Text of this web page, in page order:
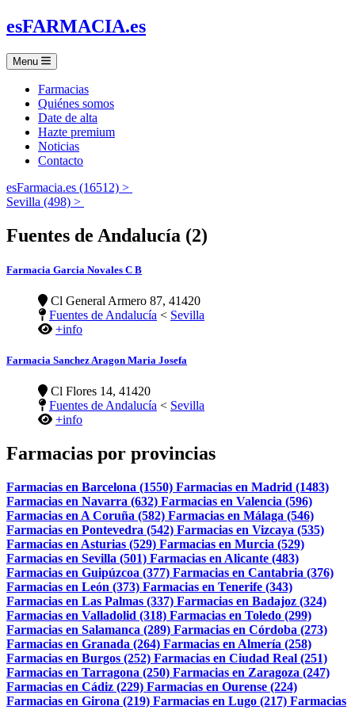
esFARMACIA.es
Menu
Farmacias
Quiénes somos
Date de alta
Hazte premium
Noticias
Contacto
esFarmacia.es (16512) >
Sevilla (498) >
Fuentes de Andalucía (2)
Farmacia Garcia Novales C B
Cl General Armero 87, 41420
Fuentes de Andalucía < Sevilla
+info
Farmacia Sanchez Aragon Maria Josefa
Cl Flores 14, 41420
Fuentes de Andalucía < Sevilla
+info
Farmacias por provincias
Farmacias en Barcelona (1550) Farmacias en Madrid (1483)
Farmacias en Navarra (632) Farmacias en Valencia (596)
Farmacias en A Coruña (582) Farmacias en Málaga (546)
Farmacias en Pontevedra (542) Farmacias en Vizcaya (535)
Farmacias en Asturias (529) Farmacias en Murcia (529)
Farmacias en Sevilla (501) Farmacias en Alicante (483)
Farmacias en Guipúzcoa (377) Farmacias en Cantabria (376)
Farmacias en León (373) Farmacias en Tenerife (343)
Farmacias en Las Palmas (337) Farmacias en Badajoz (324)
Farmacias en Valladolid (318) Farmacias en Toledo (299)
Farmacias en Salamanca (289) Farmacias en Córdoba (273)
Farmacias en Granada (264) Farmacias en Almería (258)
Farmacias en Burgos (252) Farmacias en Ciudad Real (251)
Farmacias en Tarragona (250) Farmacias en Zaragoza (247)
Farmacias en Cádiz (229) Farmacias en Ourense (224)
Farmacias en Girona (219) Farmacias en Lugo (217) Farmacias